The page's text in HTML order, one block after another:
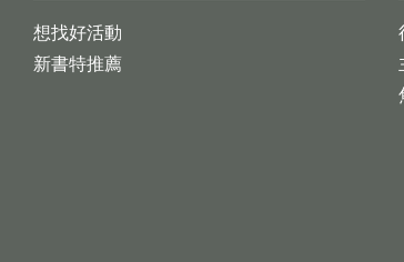
想找好活動
新書特推薦